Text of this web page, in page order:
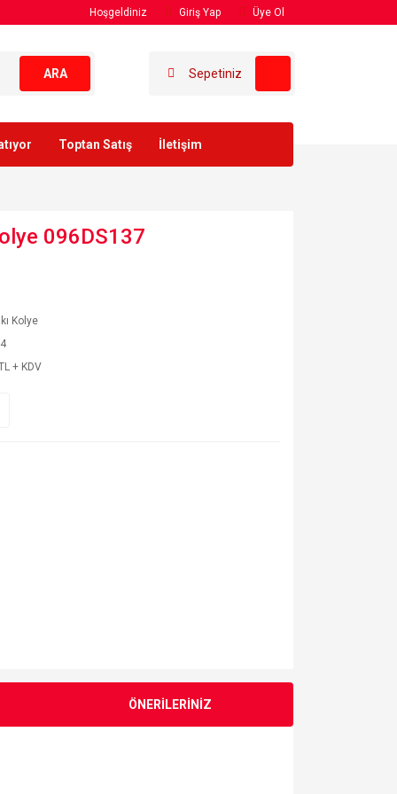
Hoşgeldiniz Giriş Yap Üye Ol
ARA Sepetiniz
Toptan Satış İletişim
096DS137
Kolye
+ KDV
ÖNERİLERİNİZ